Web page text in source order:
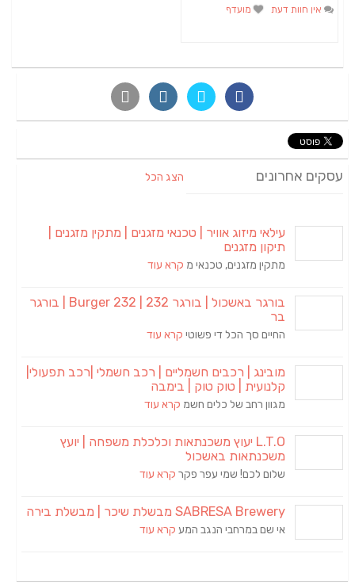
אין חוות דעת מועדף
עסקים אחרונים הצג הכל
עילאי מיזוג אוויר | טכנאי מזגנים | מתקין מזגנים |
תיקון מזגנים
מתקין מזגנים, טכנאי מ קרא עוד
בורגר באשכול | בורגר 232 | Burger 232 | בורגר
בר
החיים סך הכל די פשוטי קרא עוד
מובינג | רכבים חשמליים | רכב חשמלי |רכב תפעולי|
קלנועית | טוק טוק | בימבה
מגוון רחב של כלים חשמ קרא עוד
L.T.O יעוץ משכנתאות וכלכלת משפחה | יועץ
משכנתאות באשכול
שלום לכם! שמי עפר פקר קרא עוד
SABRESA Brewery מבשלת שיכר | מבשלת בירה
אי שם במרחבי הנגב המע קרא עוד